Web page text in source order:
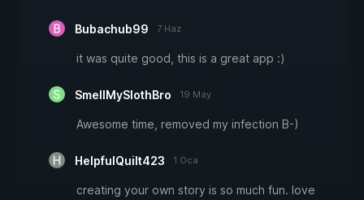
Bubachub99 7 Haz
it was quite good, this is a great app :)
SmellMySlothBro 19 May
Awesome time, removed my infection B-)
HelpfulQuilt423 1 Oca
creating your own story is so much fun. love